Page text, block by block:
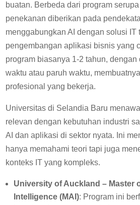
buatan. Berbeda dari program
penekanan diberikan pada
menggabungkan AI dengan solusi IT
pengembangan aplikasi bisnis yang
program biasanya 1-2 tahun, dengan
waktu atau paruh waktu,
profesional yang bekerja.
Universitas di Selandia Baru
relevan dengan kebutuhan industri
AI dan aplikasi di sektor nyata. Ini
hanya memahami teori tapi juga
konteks IT yang kompleks.
University of Auckland – Master
Intelligence (MAI): Program ini